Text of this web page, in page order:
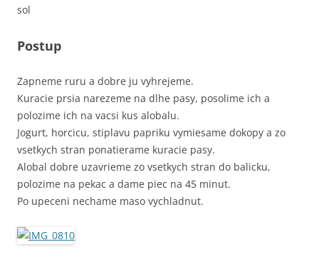
sol
Postup
Zapneme ruru a dobre ju vyhrejeme.
Kuracie prsia narezeme na dlhe pasy, posolime ich a
polozime ich na vacsi kus alobalu.
Jogurt, horcicu, stiplavu papriku vymiesame dokopy a zo
vsetkych stran ponatierame kuracie pasy.
Alobal dobre uzavrieme zo vsetkych stran do balicku,
polozime na pekac a dame piec na 45 minut.
Po upeceni nechame maso vychladnut.